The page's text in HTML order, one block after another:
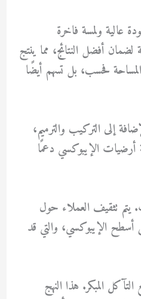
عالية ولمسة فاخرة
لضمان أفضل النتائج، مما ينتج
فحسب، بل تسهم أيضًا
إلى التركيب والترميم،
أرضيات الإيبوكسي دعمًا
تثقيف العملاء حول
الإيبوكسي، والتي قد
المبكر. هذا النهج